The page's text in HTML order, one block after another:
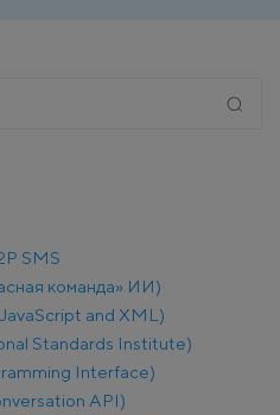
SMS
команда» ИИ)
and XML)
Standards Institute)
Interface)
API)